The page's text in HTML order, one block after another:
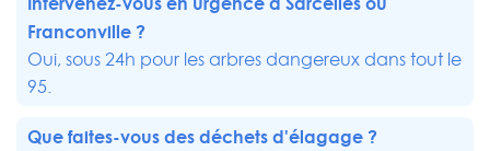
Franconville?
Oui, sous 24h pour les arbres dangereux dans tout le
95.
Que faites-vous des déchets d'élagage ?